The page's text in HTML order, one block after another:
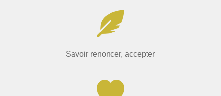

Savoir renoncer, accepter